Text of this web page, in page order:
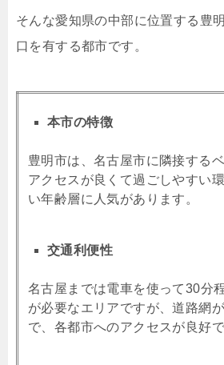
そんな愛知県の中部に位置する豊
口を有する都市です。
本市の特徴
豊明市は、名古屋市に隣接する
アクセスが良くて過ごしやすい
い年齢層に人気があります。
交通利便性
名古屋までは電車を使って30分
が必要なエリアですが、道路網
で、各都市へのアクセスが良好で